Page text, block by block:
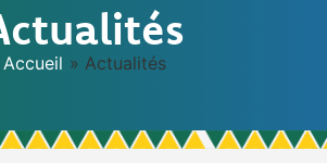
Accueil » Actualités